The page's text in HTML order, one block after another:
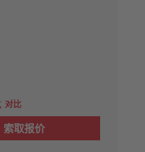
对比
索取报价